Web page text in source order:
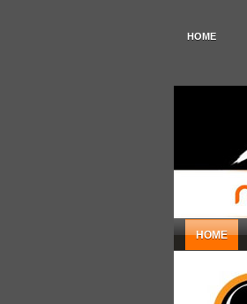
HOME
HOME